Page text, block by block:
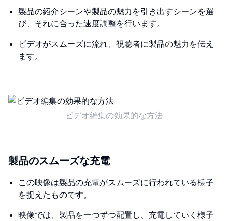
製品の紹介シーンや製品の魅力を引き出すシーンを選
び、それに合った速度調整を行います。
ビデオがスムーズに流れ、視聴者に製品の魅力を伝え
ます。
ビデオ編集の効果的な方法
製品のスムーズな充電
この映像は製品の充電がスムーズに行われている様子
を捉えたものです。
映像では、製品を一つずつ配置し、充電していく様子